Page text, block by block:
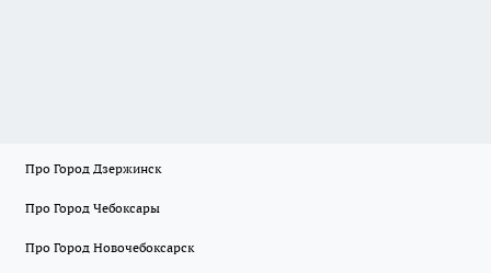
Про Город Дзержинск
Про Город Чебоксары
Про Город Новочебоксарск